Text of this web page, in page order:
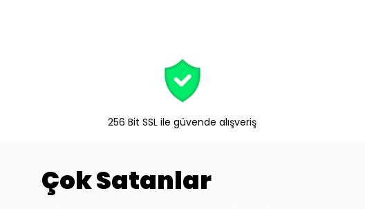
256 Bit SSL ile güvende alışveriş
Çok Satanlar